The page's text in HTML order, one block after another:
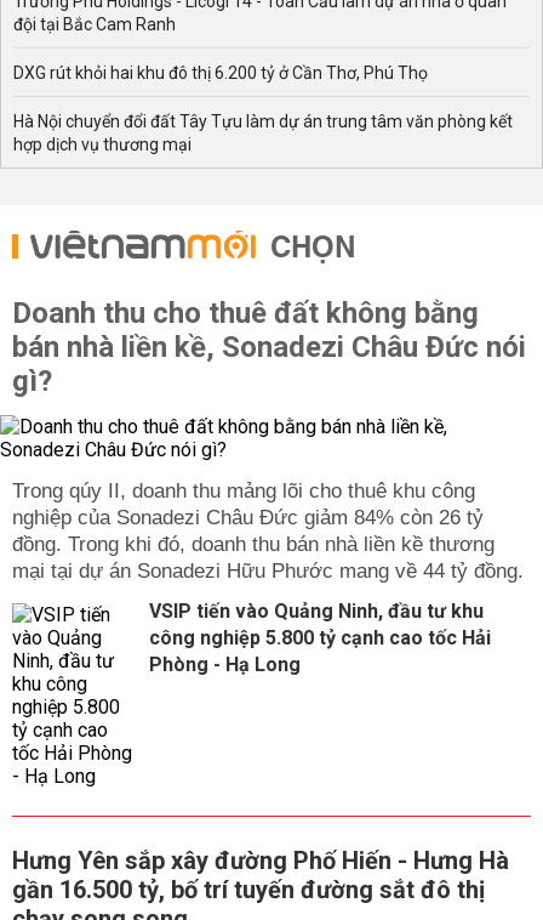
đội tại Bắc Cam Ranh
DXG rút khỏi hai khu đô thị 6.200 tỷ ở Cần Thơ, Phú Thọ
Hà Nội chuyển đổi đất Tây Tựu làm dự án trung tâm văn phòng kết
hợp dịch vụ thương mại
CHỌN
Doanh thu cho thuê đất không bằng
bán nhà liền kề, Sonadezi Châu Đức nói
gì?
Trong qúy II, doanh thu mảng lõi cho thuê khu công
nghiệp của Sonadezi Châu Đức giảm 84% còn 26 tỷ
đồng. Trong khi đó, doanh thu bán nhà liền kề thương
mại tại dự án Sonadezi Hữu Phước mang về 44 tỷ đồng.
VSIP tiến vào Quảng Ninh, đầu tư khu
công nghiệp 5.800 tỷ cạnh cao tốc Hải
Phòng - Hạ Long
Hưng Yên sắp xây đường Phố Hiến - Hưng Hà
gần 16.500 tỷ, bố trí tuyến đường sắt đô thị